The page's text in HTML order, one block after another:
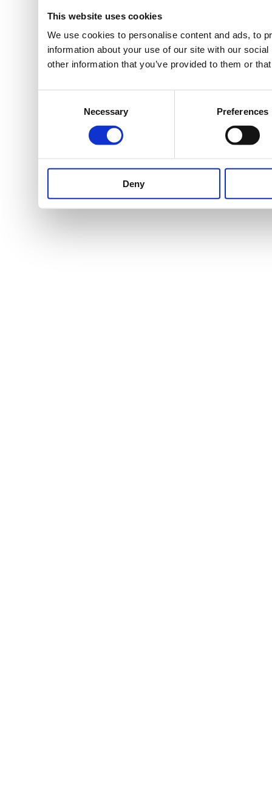
This website uses cookies
We use cookies to personalise content and ads, to
information about your use of our site with our
other information that you’ve provided to them or
Necessary Preferences
Deny